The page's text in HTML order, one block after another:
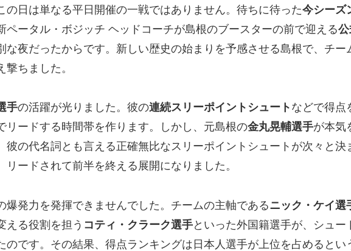
の日は単なる平日開催の一戦ではありません。待ちに待った今シーズ
ペータル・ボジッチ ヘッドコーチが島根のブースターの前で迎える
な夜だったからです。新しい歴史の始まりを予感させる島根で、チー
ちました。
手の活躍が光りました。彼の連続スリーポイントシュート などで得点
リードする時間帯を作ります。しかし、元島根の金丸晃輔選手が本気
彼の代名詞とも言える正確無比なスリーポイントシュートが次々と決
リードされて前半を終える展開になりました。
爆発力を発揮できませんでした。チームの主軸であるニック・ケイ選
える役割を担う コティ・クラーク選手といった外国籍選手が、シュー
のです。その結果、得点ランキングは日本人選手が上位を占めるとい